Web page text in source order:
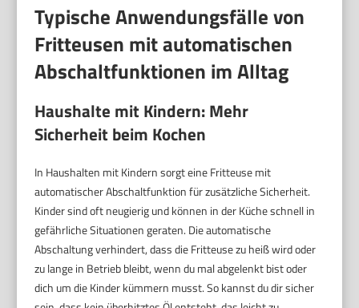
Typische Anwendungsfälle von
Fritteusen mit automatischen
Abschaltfunktionen im Alltag
Haushalte mit Kindern: Mehr
Sicherheit beim Kochen
In Haushalten mit Kindern sorgt eine Fritteuse mit
automatischer Abschaltfunktion für zusätzliche Sicherheit.
Kinder sind oft neugierig und können in der Küche schnell in
gefährliche Situationen geraten. Die automatische
Abschaltung verhindert, dass die Fritteuse zu heiß wird oder
zu lange in Betrieb bleibt, wenn du mal abgelenkt bist oder
dich um die Kinder kümmern musst. So kannst du dir sicher